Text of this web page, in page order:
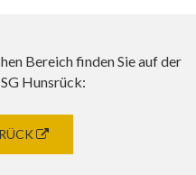
Bereich finden Sie auf der
Hunsrück: